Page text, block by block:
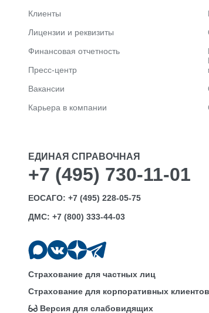
Клиенты
Лицензии и реквизиты
Финансовая отчетность
Пресс-центр
Вакансии
Карьера в компании
ЕДИНАЯ СПРАВОЧНАЯ
+7 (495) 730-11-01
ЕОСАГО: +7 (495) 228-05-75
ДМС: +7 (800) 333-44-03
Страхование для частных лиц
Страхование для корпоративных клиентов
Версия для слабовидящих